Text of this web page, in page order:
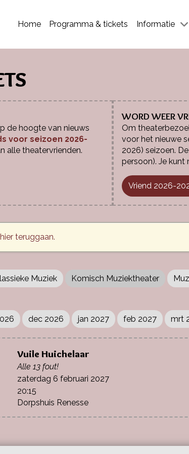
Home Programma & tickets Informatie
de hoogte van nieuws
voor seizoen 2026-
alle theatervrienden.
WORD WEER
Om
voor het nieuwe
2026) seizoen.
persoon). Je kunt
Vriend 2026-
teruggaan.
Muziek Komisch Muziektheater
dec 2026 jan 2027 feb 2027 mrt
Vuile Huichelaar
Alle 13 fout!
zaterdag 6 februari 2027
20:15
Dorpshuis Renesse